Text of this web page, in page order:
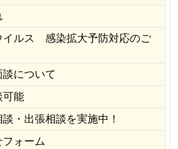
イルス 感染拡大予防対応のご
について
可能
・出張相談を実施中！
ォーム